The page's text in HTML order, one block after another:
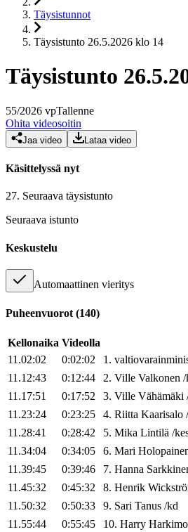
Täysistunnot
Täysistunto 26.5.2026 klo 14
Täysistunto
55/2026 vpTallenne
Ohita videosoitin
Jaa video Lataa video
Käsittelyssä nyt
27. Seuraava täysistunto
Seuraava istunto
Keskustelu
Automaattinen vieritys
Puheenvuorot (140)
Kellonaika Videolla
11.02:02
0:02:02 1.
11.12:43
0:12:44 2. Ville Valkonen /
11.17:51
0:17:52 3. Ville Vähämäki
11.23:24
0:23:25 4. Riitta Kaarisalo /
11.28:41
0:28:42 5. Mika Lintilä /
11.34:04
0:34:05 6. Mari
11.39:45
0:39:46 7. Hanna
11.45:32
0:45:32 8. Henrik
11.50:32
0:50:33 9. Sari Tanus /kd
11.55:44
0:55:45 10. Harry Harkimo